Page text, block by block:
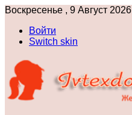
Воскресенье , 9 Август 2026
Войти
Switch skin